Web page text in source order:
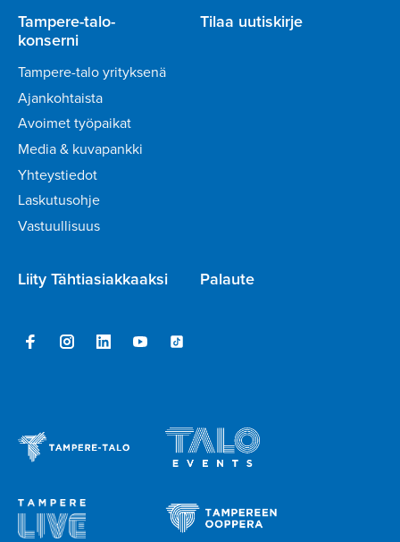
Tampere-talo-
konserni
Tampere-talo yrityksenä
Ajankohtaista
Avoimet työpaikat
Media & kuvapankki
Yhteystiedot
Laskutusohje
Vastuullisuus
Tilaa uutiskirje
Liity Tähtiasiakkaaksi Palaute